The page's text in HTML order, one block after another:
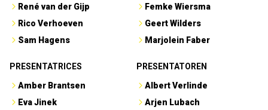
René van der Gijp
Rico Verhoeven
Sam Hagens
Femke Wiersma
Geert Wilders
Marjolein Faber
PRESENTATRICES
Amber Brantsen
Eva Jinek
PRESENTATOREN
Albert Verlinde
Arjen Lubach